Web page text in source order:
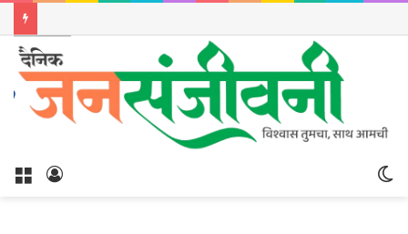
Menu